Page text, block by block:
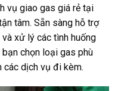
vụ giao gas giá rẻ tại
tâm. Sẵn sàng hỗ trợ
xử lý các tình huống
chọn loại gas phù
các dịch vụ đi kèm.